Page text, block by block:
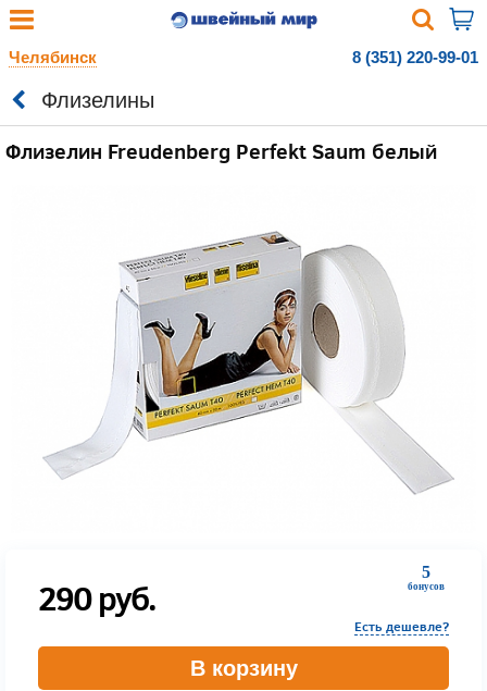
Челябинск 8 (351) 220-99-01
Флизелины
Флизелин Freudenberg Perfekt Saum белый
5
бонусов
290руб.
Есть дешевле?
В корзину